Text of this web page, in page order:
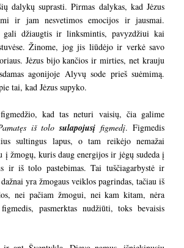
dalykų suprasti. Pirmas dalykas, kad Jėzus
ir jam nesvetimos emocijos ir jausmai.
gali džiaugtis ir linksmintis, pavyzdžiui kai
Žinome, jog jis liūdėjo ir verkė savo
Jėzus bijo kančios ir mirties, net krauju
agonijoje Alyvų sode prieš suėmimą.
tai, kad Jėzus supyko.
kad tas neturi vaisių, čia galime
iš tolosulapojusį figmedį. Figmedis
sultingus lapus, o tam reikėjo nemažai
į žmogų, kuris daug energijos ir jėgų sudeda į
ir iš tolo pastebimas. Tai tuščiagarbystė ir
yra žmogaus veiklos pagrindas, tačiau iš
nei pačiam žmogui, nei kam kitam, nėra
pasmerktas nudžiūti, toks bevaisis